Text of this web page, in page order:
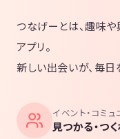
つなげーとは、趣味や
アプリ。
新しい出会いが、毎日
イベント・コミュ
見つかる・つ